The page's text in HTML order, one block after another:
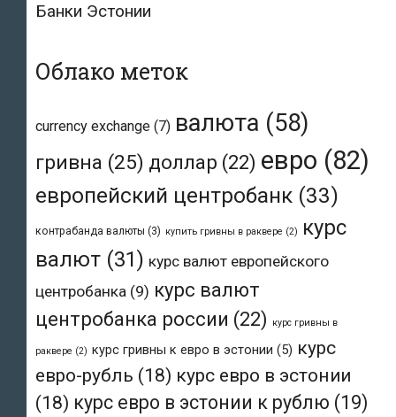
Банки Эстонии
Облако меток
currency exchange (7) валюта (58)
гривна (25) доллар (22) евро (82)
европейский центробанк (33)
контрабанда валюты (3) купить гривны в раквере (2)
курс
валют (31) курс валют европейского
центробанка (9) курс валют
центробанка россии (22) курс гривны в
раквере (2) курс гривны к евро в эстонии (5) курс
евро-рубль (18) курс евро в эстонии
(18) курс евро в эстонии к рублю (19)